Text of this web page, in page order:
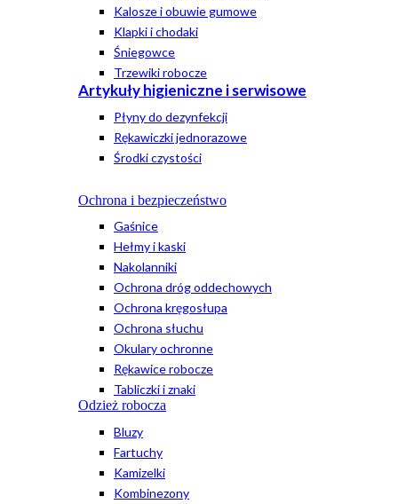
Kalosze i obuwie gumowe
Klapki i chodaki
Śniegowce
Trzewiki robocze
Artykuły higieniczne i serwisowe
Płyny do dezynfekcji
Rękawiczki jednorazowe
Środki czystości
Ochrona i bezpieczeństwo
Gaśnice
Hełmy i kaski
Nakolanniki
Ochrona dróg oddechowych
Ochrona kręgosłupa
Ochrona słuchu
Okulary ochronne
Rękawice robocze
Tabliczki i znaki
Odzież robocza
Bluzy
Fartuchy
Kamizelki
Kombinezony